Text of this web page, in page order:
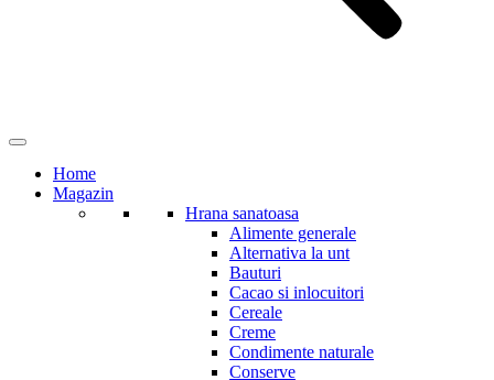
Home
Magazin
Hrana sanatoasa
Alimente generale
Alternativa la unt
Bauturi
Cacao si inlocuitori
Cereale
Creme
Condimente naturale
Conserve